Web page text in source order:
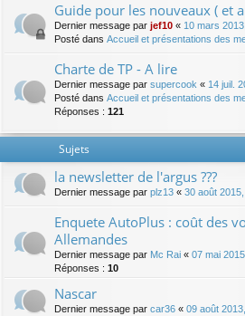
Guide pour les nouveaux ( et
Dernier message par jef10 « 10 mars
Posté dans Accueil et présentations des
Charte de TP - A lire
Dernier message par supercook « 14 juil.
Posté dans Accueil et présentations des
Réponses : 121
Sujets
la newsletter de l'argus ???
Dernier message par plz13 « 30 août
Enquete AutoPlus : coût des
Allemandes
Dernier message par Mc Rai « 07 mai
Réponses : 10
Nascar
Dernier message par car36 « 09 août